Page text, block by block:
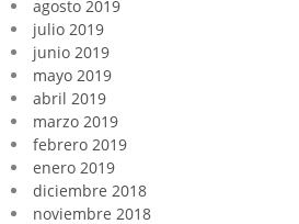
agosto 2019
julio 2019
junio 2019
mayo 2019
abril 2019
marzo 2019
febrero 2019
enero 2019
diciembre 2018
noviembre 2018